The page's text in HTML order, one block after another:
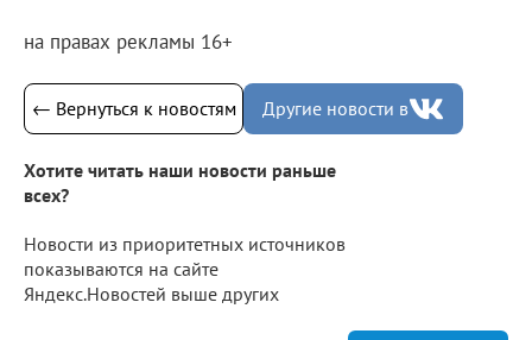
на правах рекламы 16+
← Вернуться к новостям Другие новости в
Хотите читать наши новости раньше
всех?
Новости из приоритетных источников
показываются на сайте
Яндекс.Новостей выше других